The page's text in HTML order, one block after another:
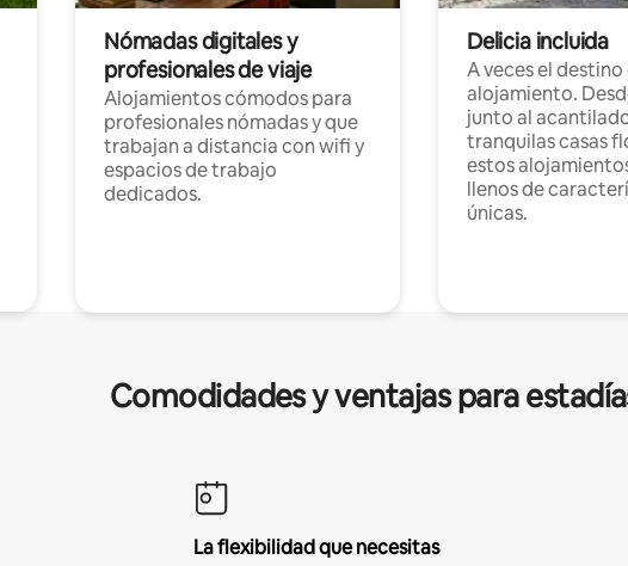
Nómadas digitales y
profesionales de viaje
Alojamientos cómodos para
profesionales nómadas y que
trabajan a distancia con wifi y
espacios de trabajo
dedicados.
Delicia incluida
A veces el destino
alojamiento.
junto al
tranquilas casas
estos
llenos de
únicas.
Comodidades y ventajas para
La flexibilidad que necesitas